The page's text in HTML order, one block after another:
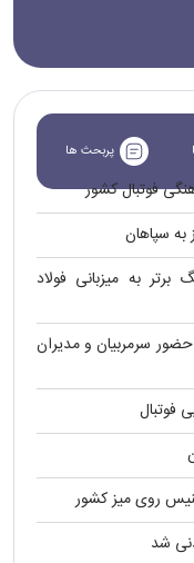
پربحث ها
فوتبال کشور
به سپاهان
به میزبانی فولاد
سرمربیان و مدیران
فوتبال
روی میز کشور
شد